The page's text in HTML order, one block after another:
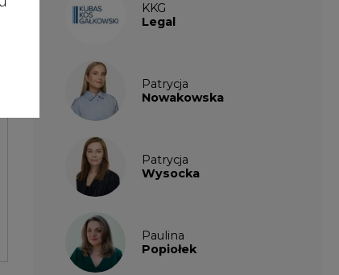
KKG
Legal
Patrycja
Nowakowska
Patrycja
Wysocka
Paulina
Popiołek